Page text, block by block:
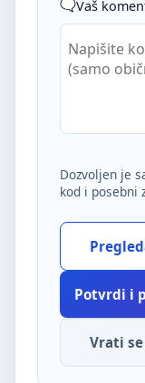
Vaš
Dozvoljen je
kod i posebni
Potvrdi i
Vrati